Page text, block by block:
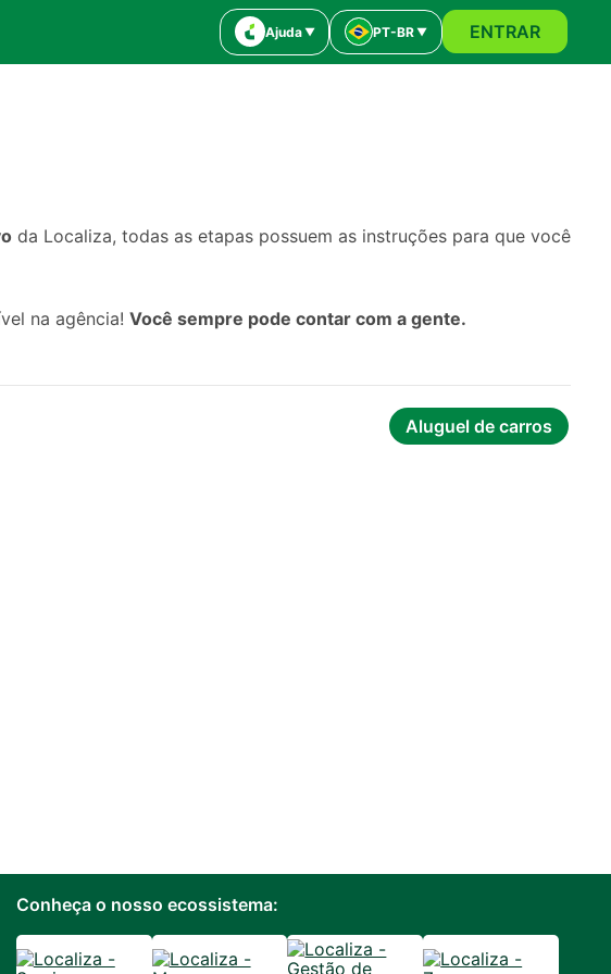
Ajuda PT-BR ENTRAR
da Localiza, todas as etapas possuem as instruções para que você
na agência! Você sempre pode contar com a gente.
Aluguel de carros
Conheça o nosso ecossistema: